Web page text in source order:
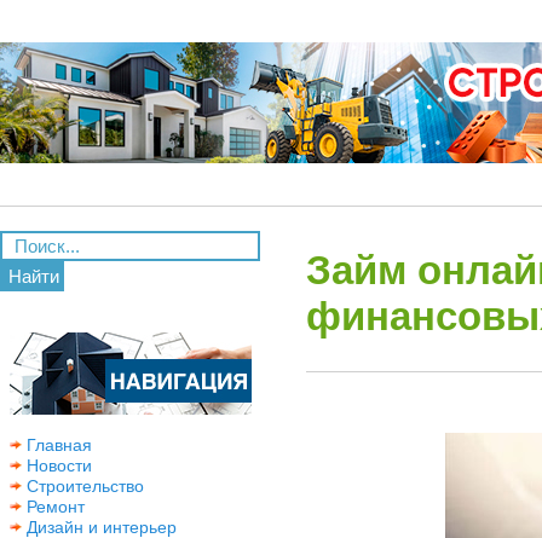
Найти
Главная
Новости
Строительство
Ремонт
Дизайн и интерьер
Займ